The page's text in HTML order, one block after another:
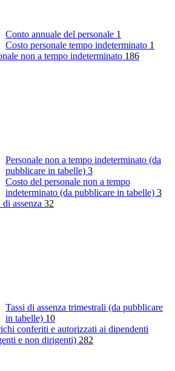
Conto annuale del personale 1
Costo personale tempo indeterminato 1
non a tempo indeterminato 186
Personale non a tempo indeterminato (da
pubblicare in tabelle) 3
Costo del personale non a tempo
indeterminato (da pubblicare in tabelle) 3
di assenza 32
Tassi di assenza trimestrali (da pubblicare
in tabelle) 10
conferiti e autorizzati ai dipendenti
e non dirigenti) 282